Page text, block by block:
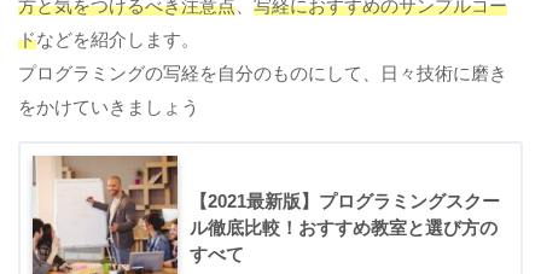
方と気をつけるべき注意点
写経におすすめのサンプルコー
ドなどを紹介します。
プログラミングの写経を自分のものにして、日々技術に磨き
をかけていきましょう
【2021最新版】プログラミングスクー
ル徹底比較！おすすめ教室と選び方の
すべて